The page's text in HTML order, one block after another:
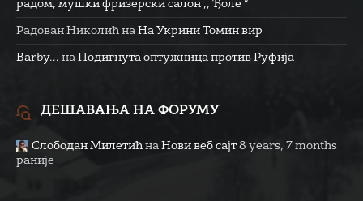
радом, мушки фризерски салон ,, Ђоле “
Радован Николић на На Укрини Томин вир
Barby... на Подигнута оптужница против Руфија
ДЕШАВАЊА НА ФОРУМУ
Слободан Милетић на Нови веб сајт 8 years, 7 months
раније